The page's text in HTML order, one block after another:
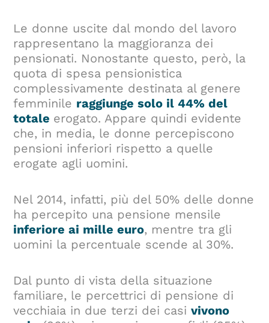
Le donne uscite dal mondo del lavoro
rappresentano la maggioranza dei
pensionati. Nonostante questo, però, la
quota di spesa pensionistica
complessivamente destinata al genere
femminile raggiunge solo il 44% del
totale erogato. Appare quindi evidente
che, in media, le donne percepiscono
pensioni inferiori rispetto a quelle
erogate agli uomini.
Nel 2014, infatti, più del 50% delle donne
ha percepito una pensione mensile
inferiore ai mille euro, mentre tra gli
uomini la percentuale scende al 30%.
Dal punto di vista della situazione
familiare, le percettrici di pensione di
vecchiaia in due terzi dei casivivono